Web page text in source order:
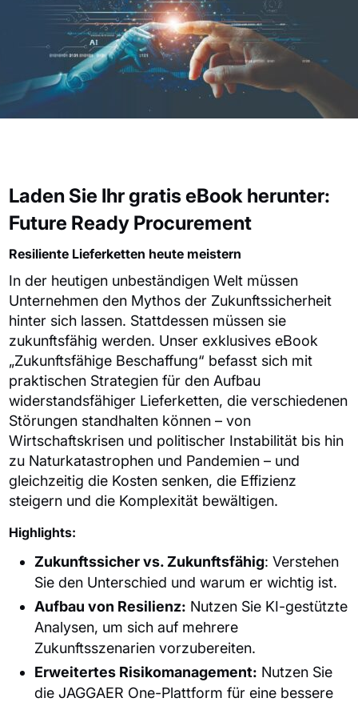
Laden Sie Ihr gratis eBook herunter:
Future Ready Procurement
Resiliente Lieferketten heute meistern
In der heutigen unbeständigen Welt müssen
Unternehmen den Mythos der Zukunftssicherheit
hinter sich lassen. Stattdessen müssen sie
zukunftsfähig werden. Unser exklusives eBook
„Zukunftsfähige Beschaffung“ befasst sich mit
praktischen Strategien für den Aufbau
widerstandsfähiger Lieferketten, die verschiedenen
Störungen standhalten können – von
Wirtschaftskrisen und politischer Instabilität bis hin
zu Naturkatastrophen und Pandemien – und
gleichzeitig die Kosten senken, die Effizienz
steigern und die Komplexität bewältigen.
Highlights:
Zukunftssicher vs. Zukunftsfähig: Verstehen
Sie den Unterschied und warum er wichtig ist.
Aufbau von Resilienz: Nutzen Sie KI-gestützte
Analysen, um sich auf mehrere
Zukunftsszenarien vorzubereiten.
Erweitertes Risikomanagement: Nutzen Sie
die JAGGAER One-Plattform für eine bessere